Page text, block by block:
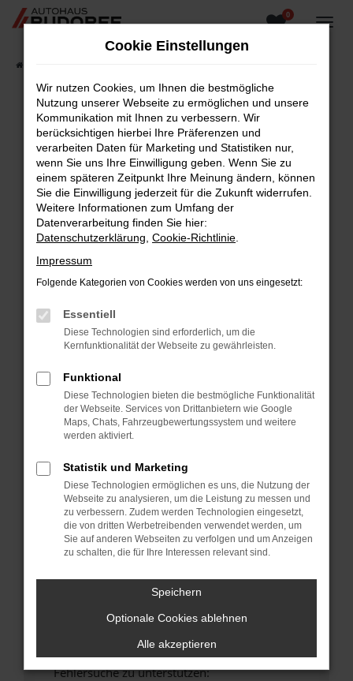
Zum
0
Fehler: Network Error
Beim Laden ist ein Fehler aufgetreten.
Hier sind ein paar Tipps, die dir helfen können:
Überprüfe deine Firewall und deine
Internetverbindung.
Laden andere Webseiten, zum Beispiel deine
Suchmaschine?
Prüfe deine Browsererweiterungen.
Manche Erweiterungen, wie Werbeblocker,
können das Laden bestimmter Seiten
verhindern. Funktioniert die Seite in einem
Fenster?
Starte dein Gerät neu.
Das kann manchmal helfen, vorübergehende
Probleme zu beheben.
Betriebssystem auf dem neuesten Stand
sind.
Veraltete Software birgt nicht nur ein
Sicherheitsrisiko, sondern kann auch dazu
führen, dass bestimmte Funktionen nicht mehr
unterstützt werden.
Wende dich an den Webseitenbetreiber.
Wenn du alle oben genannten Schritte versucht
hast, kontaktiere uns bitte. Wir werden
versuchen, das Problem zu beheben. Du kannst
uns diesen Text schicken, um uns bei der
Fehlersuche zu unterstützen:
Cookie Einstellungen
Wir nutzen Cookies, um Ihnen die bestmögliche
Nutzung unserer Webseite zu ermöglichen und unsere
Kommunikation mit Ihnen zu verbessern. Wir
berücksichtigen hierbei Ihre Präferenzen und
verarbeiten Daten für Marketing und Statistiken nur,
wenn Sie uns Ihre Einwilligung geben. Wenn Sie zu
einem späteren Zeitpunkt Ihre Meinung ändern, können
Sie die Einwilligung jederzeit für die Zukunft widerrufen.
Weitere Informationen zum Umfang der
Datenverarbeitung finden Sie hier:
Datenschutzerklärung Cookie-Richtlinie
Impressum
Folgende Kategorien von Cookies werden von uns eingesetzt:
Essentiell
Diese Technologien sind erforderlich, um die
Kernfunktionalität der Webseite zu gewährleisten.
Funktional
Diese Technologien bieten die bestmögliche Funktionalität
der Webseite. Services von Drittanbietern wie Google
Maps, Chats, Fahrzeugbewertungssystem und weitere
werden aktiviert.
Statistik und Marketing
Diese Technologien ermöglichen es uns, die Nutzung der
Webseite zu analysieren, um die Leistung zu messen und
zu verbessern. Zudem werden Technologien eingesetzt,
die von dritten Werbetreibenden verwendet werden, um
Sie auf anderen Webseiten zu verfolgen und um Anzeigen
zu schalten, die für Ihre Interessen relevant sind.
Speichern
Optionale Cookies ablehnen
Alle akzeptieren